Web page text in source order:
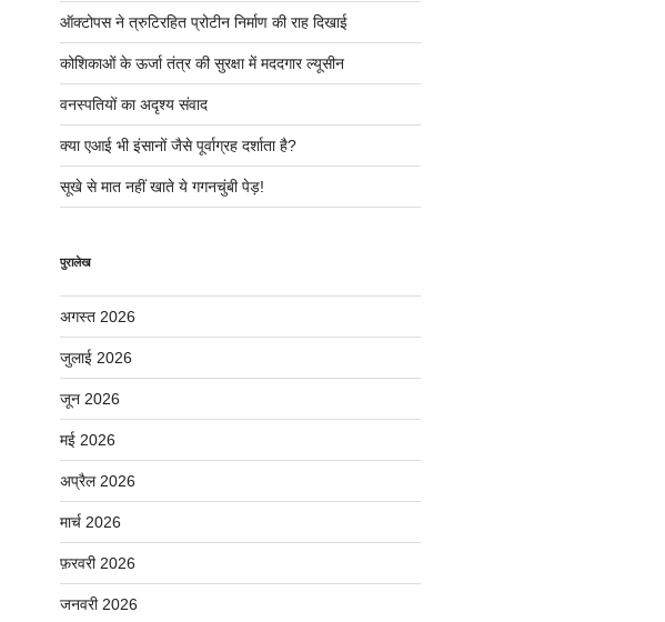
ऑक्टोपस ने त्रुटिरहित प्रोटीन निर्माण की राह दिखाई
कोशिकाओं के ऊर्जा तंत्र की सुरक्षा में मददगार ल्यूसीन
वनस्पतियों का अदृश्य संवाद
क्या एआई भी इंसानों जैसे पूर्वाग्रह दर्शाता है?
सूखे से मात नहीं खाते ये गगनचुंबी पेड़!
पुरालेख
अगस्त 2026
जुलाई 2026
जून 2026
मई 2026
अप्रैल 2026
मार्च 2026
फ़रवरी 2026
जनवरी 2026